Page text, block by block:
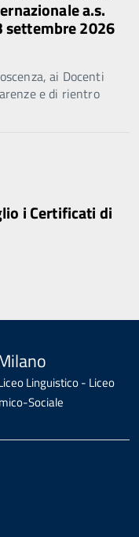
a.s.
settembre 2026
ai Docenti
e di rientro
i Certificati di
Linguistico - Liceo
Sociale